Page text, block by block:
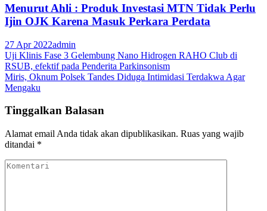
Menurut Ahli : Produk Investasi MTN Tidak Perlu
Ijin OJK Karena Masuk Perkara Perdata
27 Apr 2022admin
Navigasi
pos
Uji Klinis Fase 3 Gelembung Nano Hidrogen RAHO Club di
RSUB, efektif pada Penderita Parkinsonism
Miris, Oknum Polsek Tandes Diduga Intimidasi Terdakwa Agar
Mengaku
Tinggalkan Balasan
Alamat email Anda tidak akan dipublikasikan. Ruas yang wajib
ditandai *
Komentari